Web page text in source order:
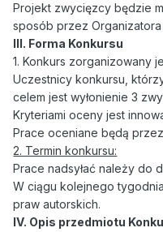
Projekt zwycięzcy będzie
sposób przez
III. Forma Konkursu
1. Konkurs zorganizowany
Uczestnicy konkursu,
celem jest wyłonienie 3
Kryteriami oceny jest
Prace oceniane będą
2. Termin konkursu:
Prace nadsyłać należy do
W ciągu kolejnego
praw autorskich.
IV. Opis przedmiotu